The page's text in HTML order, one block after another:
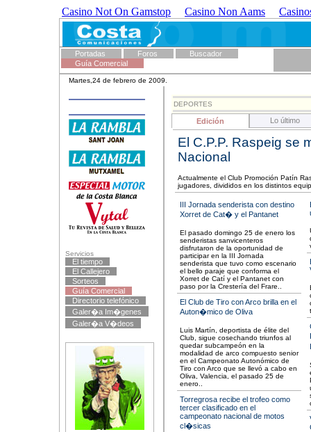
Casino Not On Gamstop Casino Non Aams
Portadas Foros
Buscador
Guía Comercial
Martes,24 de febrero de 2009.
Servicios
El tiempo
El Callejero
Sorteos
Guía Comercial
Directorio telefónico
Galer�a Im�genes
Galer�a V�deos
DEPORTES
Edición Lo último
El C.P.P. Raspeig se
Nacional
Actualmente el Club Promoción Patín
jugadores, divididos en los distintos
III Jornada senderista con destino
Xorret de Cat� y el Pantanet
El pasado domingo 25 de enero los
senderistas sanvicenteros
disfrutaron de la oportunidad de
participar en la III Jornada
senderista que tuvo como escenario
el bello paraje que conforma el
Xorret de Catí y el Pantanet con
paso por la Crestería del Frare..
El Club de Tiro con Arco brilla en el
Auton�mico de Oliva
Luis Martín, deportista de élite del
Club, sigue cosechando triunfos al
quedar subcampeón en la
modalidad de arco compuesto senior
en el Campeonato Autonómico de
Tiro con Arco que se llevó a cabo en
Oliva, Valencia, el pasado 25 de
enero..
Torregrosa recibe el trofeo como
tercer clasificado en el
campeonato nacional de motos
cl�sicas